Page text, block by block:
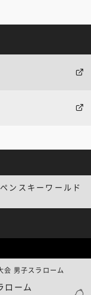
ンスキーワールド
ローム
男子スラローム